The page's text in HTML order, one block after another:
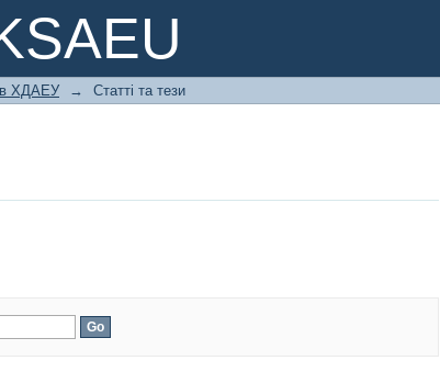
ХДАЕУ → Статті та тези